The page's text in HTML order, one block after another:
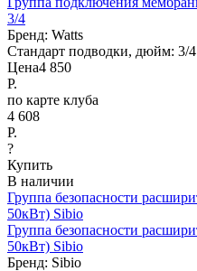
3/4
Бренд: Watts
Стандарт подводки, дюйм: 3/4
Цена4 850
Р.
по карте клуба
4 608
Р.
?
Купить
В наличии
Группа безопасности
50кВт) Sibio
Группа безопасности
50кВт) Sibio
Бренд: Sibio